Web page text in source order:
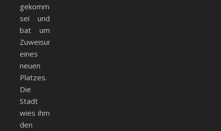
gekommen
sei und
bat um
Zuweisung
eines
neuen
Platzes.
Die
Stadt
wies ihm
den